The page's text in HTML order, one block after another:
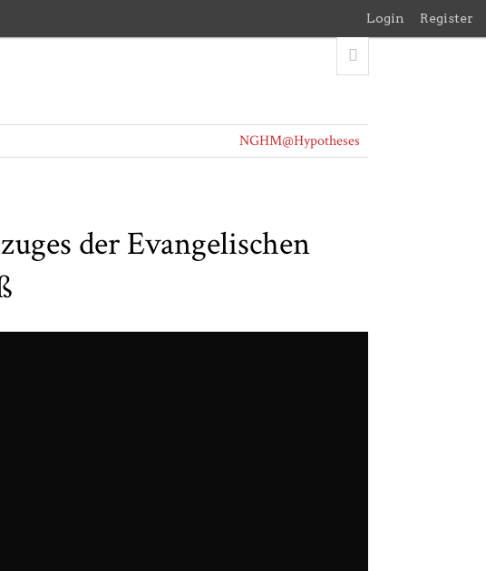
Login Register
NGHM@Hypotheses
der Evangelischen